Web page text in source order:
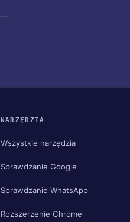
NARZĘDZIA
Wszystkie narzędzia
Sprawdzanie Google
Sprawdzanie WhatsApp
Rozszerzenie Chrome